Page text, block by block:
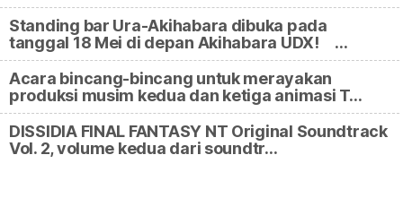
Standing bar Ura-Akihabara dibuka pada
tanggal 18 Mei di depan Akihabara UDX! …
Acara bincang-bincang untuk merayakan
produksi musim kedua dan ketiga animasi T…
DISSIDIA FINAL FANTASY NT Original Soundtrack
Vol. 2, volume kedua dari soundtr…